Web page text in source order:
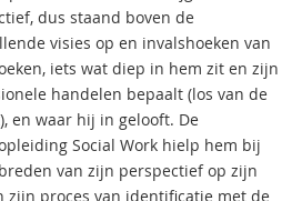
dus staand boven de
visies op en invalshoeken van
iets wat diep in hem zit en zijn
handelen bepaalt (los van de
en waar hij in gelooft. De
Social Work hielp hem bij
van zijn perspectief op zijn
zijn proces van identificatie met de